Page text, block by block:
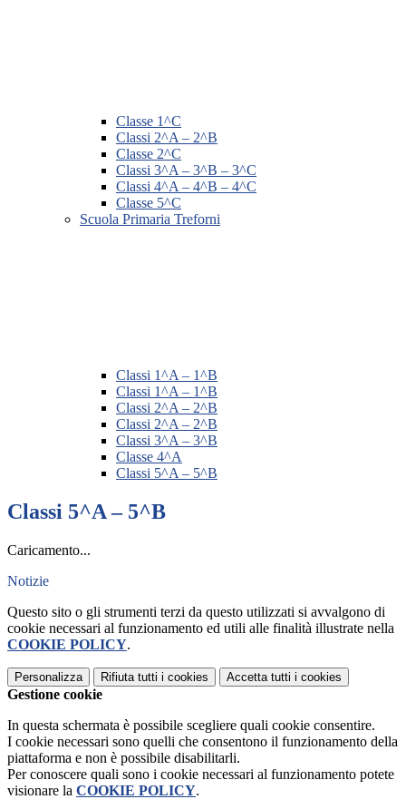
Classe 1^C
Classi 2^A – 2^B
Classe 2^C
Classi 3^A – 3^B – 3^C
Classi 4^A – 4^B – 4^C
Classe 5^C
Scuola Primaria Treforni
Classi 1^A – 1^B
Classi 1^A – 1^B
Classi 2^A – 2^B
Classi 2^A – 2^B
Classi 3^A – 3^B
Classe 4^A
Classi 5^A – 5^B
Classi 5^A – 5^B
Caricamento...
Notizie
Questo sito o gli strumenti terzi da questo utilizzati si avvalgono di
cookie necessari al funzionamento ed utili alle finalità illustrate nella
COOKIE POLICY.
Personalizza Rifiuta tutti i cookies Accetta tutti i cookies
Gestione cookie
In questa schermata è possibile scegliere quali cookie consentire.
I cookie necessari sono quelli che consentono il funzionamento della
piattaforma e non è possibile disabilitarli.
Per conoscere quali sono i cookie necessari al funzionamento potete
visionare la COOKIE POLICY.